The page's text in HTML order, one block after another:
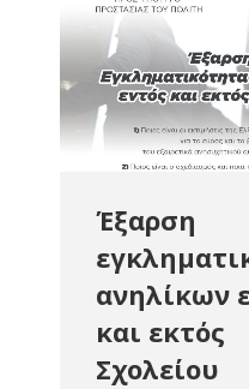
Έξαρση
ανηλίκων
και εκτός
Σχολείου